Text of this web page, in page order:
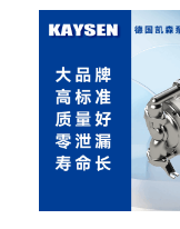
送气动泵